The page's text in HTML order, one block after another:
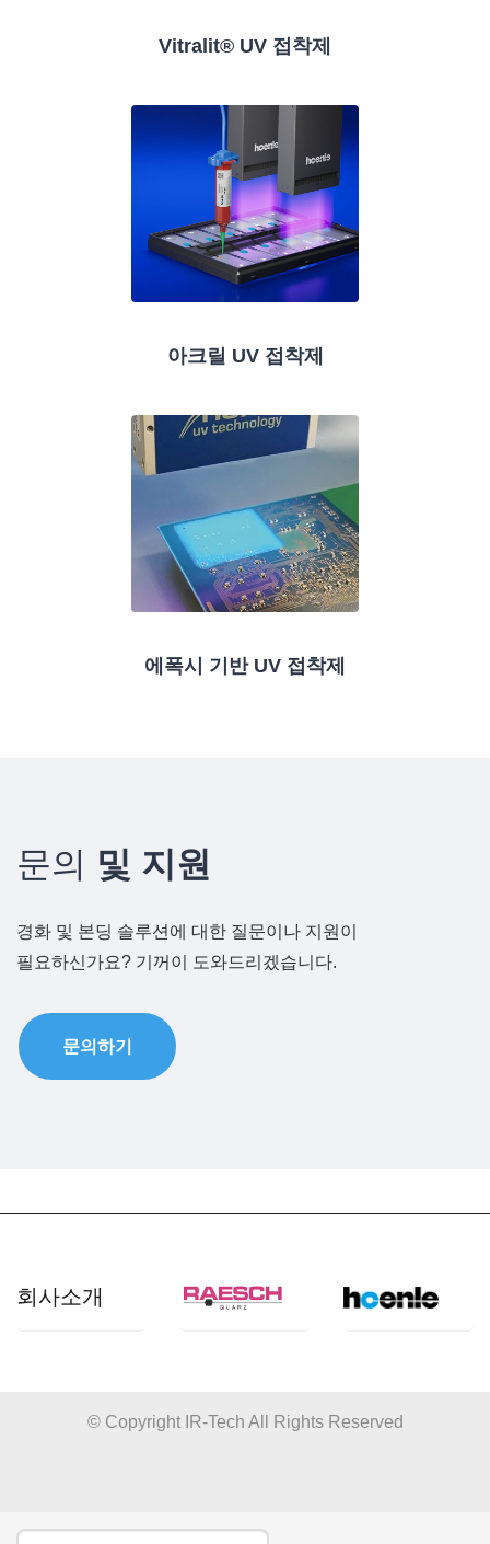
Vitralit® UV 접착제
아크릴 UV 접착제
에폭시 기반 UV 접착제
문의 및 지원
경화 및 본딩 솔루션에 대한 질문이나 지원이
필요하신가요? 기꺼이 도와드리겠습니다.
문의하기
회사소개
쿼츠사양 응용 분야
© Copyright IR-Tech All Rights Reserved